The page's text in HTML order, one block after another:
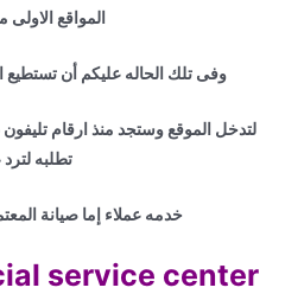
المواقع الاولى
وفى تلك الحاله عليكم أن تستطيع
لتدخل الموقع وستجد منذ ارقام
تطلبه
خدمه عملاء إما صيانة
service center